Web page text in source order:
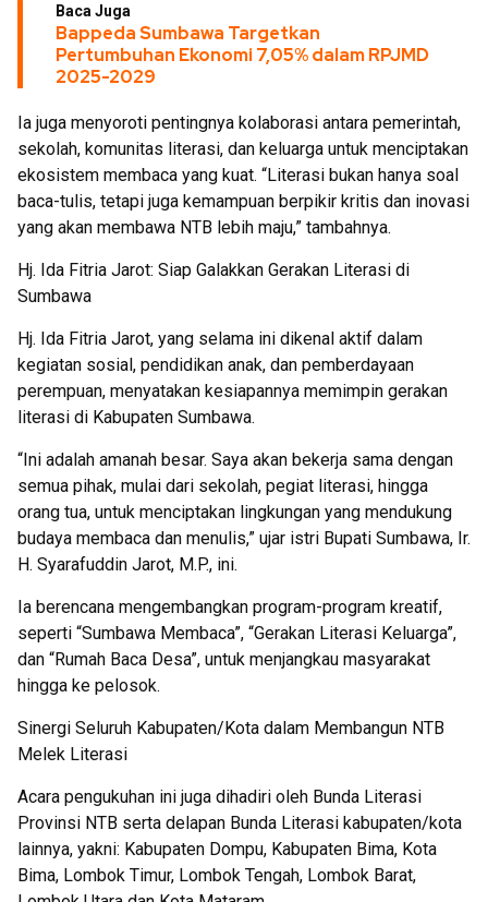
Baca Juga
Bappeda Sumbawa Targetkan
Pertumbuhan Ekonomi 7,05% dalam RPJMD
2025-2029
Ia juga menyoroti pentingnya kolaborasi antara pemerintah,
sekolah, komunitas literasi, dan keluarga untuk menciptakan
ekosistem membaca yang kuat. “Literasi bukan hanya soal
baca-tulis, tetapi juga kemampuan berpikir kritis dan inovasi
yang akan membawa NTB lebih maju,” tambahnya.
Hj. Ida Fitria Jarot: Siap Galakkan Gerakan Literasi di
Sumbawa
Hj. Ida Fitria Jarot, yang selama ini dikenal aktif dalam
kegiatan sosial, pendidikan anak, dan pemberdayaan
perempuan, menyatakan kesiapannya memimpin gerakan
literasi di Kabupaten Sumbawa.
“Ini adalah amanah besar. Saya akan bekerja sama dengan
semua pihak, mulai dari sekolah, pegiat literasi, hingga
orang tua, untuk menciptakan lingkungan yang mendukung
budaya membaca dan menulis,” ujar istri Bupati Sumbawa, Ir.
H. Syarafuddin Jarot, M.P., ini.
Ia berencana mengembangkan program-program kreatif,
seperti “Sumbawa Membaca”, “Gerakan Literasi Keluarga”,
dan “Rumah Baca Desa”, untuk menjangkau masyarakat
hingga ke pelosok.
Sinergi Seluruh Kabupaten/Kota dalam Membangun NTB
Melek Literasi
Acara pengukuhan ini juga dihadiri oleh Bunda Literasi
Provinsi NTB serta delapan Bunda Literasi kabupaten/kota
lainnya, yakni: Kabupaten Dompu, Kabupaten Bima, Kota
Bima, Lombok Timur, Lombok Tengah, Lombok Barat,